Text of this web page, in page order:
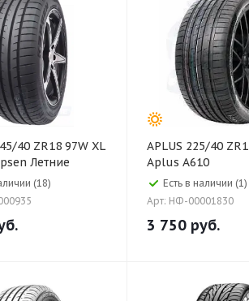
Летние
(18)
APLUS 225/40 ZR18 XL 92 W
Aplus A610
Есть в наличии (1)
Арт: НФ-00001830
3 750 руб.